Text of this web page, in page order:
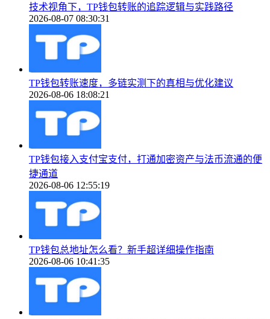
技术视角下，TP钱包转账的追踪逻辑与实践路径
2026-08-07 08:30:31
TP钱包转账速度，多链实测下的真相与优化建议
2026-08-06 18:08:21
TP钱包接入支付宝支付，打通加密资产与法币流通的便
捷通道
2026-08-06 12:55:19
TP钱包总地址怎么看？新手超详细操作指南
2026-08-06 10:41:35